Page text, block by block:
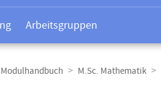
Arbeitsgruppen
M.Sc. Mathematik